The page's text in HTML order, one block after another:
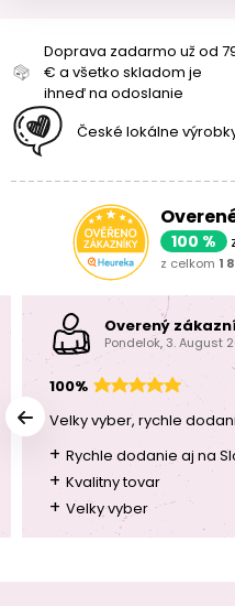
Doprava zadarmo už od
€ a všetko skladom je
ihneď na odoslanie
České lokálne
100 %
z celkom 1
Overený
Pondelok, 3. August
100%
Velky vyber, rychle
+ Rychle dodanie aj na
+ Kvalitny tovar
+ Velky vyber